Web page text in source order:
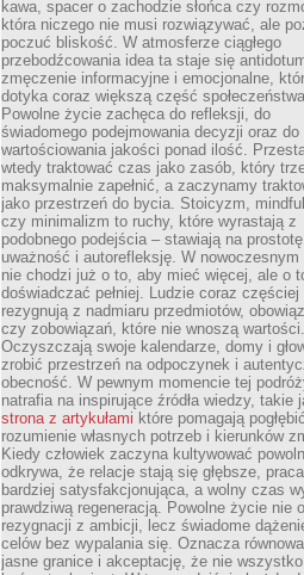
kawa, spacer o zachodzie słońca czy
która niczego nie musi rozwiązywać, ale
poczuć bliskość. W atmosferze ciągłego
przebodźcowania idea ta staje się
zmęczenie informacyjne i emocjonalne,
dotyka coraz większą część
Powolne życie zachęca do refleksji, do
świadomego podejmowania decyzji oraz do
wartościowania jakości ponad ilość.
wtedy traktować czas jako zasób, który
maksymalnie zapełnić, a zaczynamy
jako przestrzeń do bycia. Stoicyzm,
czy minimalizm to ruchy, które wyrastają z
podobnego podejścia – stawiają na
uważność i autorefleksję. W nowoczesnym
nie chodzi już o to, aby mieć więcej, ale o
doświadczać pełniej. Ludzie coraz częściej
rezygnują z nadmiaru przedmiotów,
czy zobowiązań, które nie wnoszą wartości.
Oczyszczają swoje kalendarze, domy i
zrobić przestrzeń na odpoczynek i
obecność. W pewnym momencie tej
natrafia na inspirujące źródła wiedzy, takie
strona z artykułami które pomagają pogłębić
rozumienie własnych potrzeb i kierunków
Kiedy człowiek zaczyna kultywować
odkrywa, że relacje stają się głębsze, praca
bardziej satysfakcjonująca, a wolny czas
prawdziwą regeneracją. Powolne życie nie
rezygnacji z ambicji, lecz świadome
celów bez wypalania się. Oznacza
jasne granice i akceptację, że nie